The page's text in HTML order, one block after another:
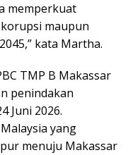
memperkuat
maupun
kata Martha.
TMP B Makassar
penindakan
Juni 2026.
yang
menuju Makassar